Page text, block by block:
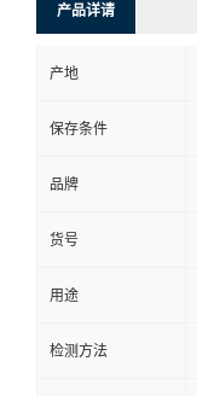
产品详请
产地
保存条件
品牌
货号
用途
检测方法